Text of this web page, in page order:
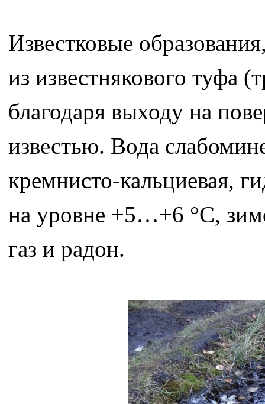
Известковые
из известнякового туфа
благодаря выходу на
известью. Вода
кремнисто-кальциевая,
на уровне +5…+6 °C,
газ и радон.